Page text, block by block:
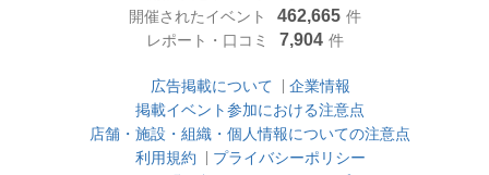
開催されたイベント
462,665 件
レポート・口コミ
7,904 件
広告掲載について
企業情報
掲載イベント参加における注意点
店舗・施設・組織・個人情報についての注意点
利用規約
プライバシーポリシー